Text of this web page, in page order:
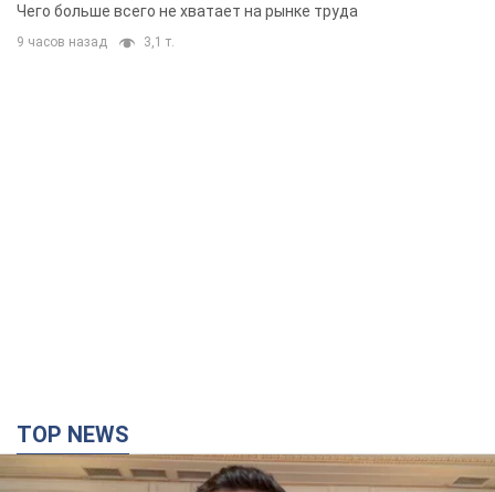
Чего больше всего не хватает на рынке труда
9 часов назад 3,1 т.
TOP NEWS